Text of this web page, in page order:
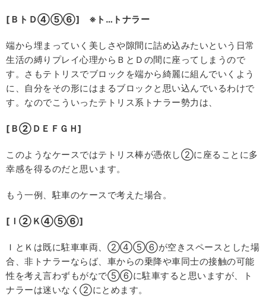
[ＢトＤ④⑤⑥] ※ト…トナラー
端から埋まっていく美しさや隙間に詰め込みたいという日常
生活の縛りプレイ心理からＢとＤの間に座ってしまうので
す。さもテトリスでブロックを端から綺麗に組んでいくよう
に、自分をその形にはまるブロックと思い込んでいるわけで
す。なのでこういったテトリス系トナラー勢力は、
[Ｂ②ＤＥＦＧＨ]
このようなケースではテトリス棒が憑依し②に座ることに多
幸感を得るのだと思います。
もう一例、駐車のケースで考えた場合。
[Ｉ②Ｋ④⑤⑥]
ＩとＫは既に駐車車両、②④⑤⑥が空きスペースとした場
合、非トナラーならば、車からの乗降や車同士の接触の可能
性を考え言わずもがなで⑤⑥に駐車すると思いますが、ト
ナラーは迷いなく②にとめます。